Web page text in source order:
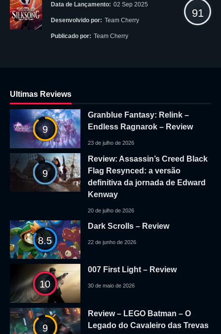
Data de Lançamento: 02 Sep 2025
Desenvolvido por: Team Cherry
Publicado por: Team Cherry
91
Ultimas Reviews
9
Granblue Fantasy: Relink –
Endless Ragnarok – Review
23 de julho de 2026
9
Review: Assassin’s Creed Black
Flag Resynced: a versão
definitiva da jornada de Edward
Kenway
20 de julho de 2026
8.5
Dark Scrolls – Review
22 de junho de 2026
10
007 First Light – Review
30 de maio de 2026
9
Review – LEGO Batman – O
Legado do Cavaleiro das Trevas